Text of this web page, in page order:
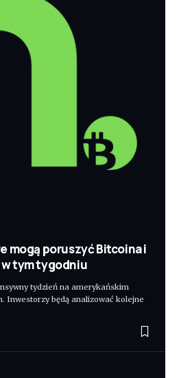
mogą poruszyć Bitcoina i
tym tygodniu
tydzień na amerykańskim
Inwestorzy będą analizować kolejne